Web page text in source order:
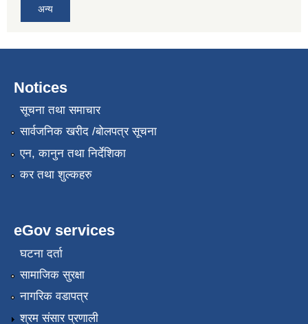
अन्य
Notices
सूचना तथा समाचार
सार्वजनिक खरीद /बोलपत्र सूचना
एन, कानुन तथा निर्देशिका
कर तथा शुल्कहरु
eGov services
घटना दर्ता
सामाजिक सुरक्षा
नागरिक वडापत्र
श्रम संसार प्रणाली